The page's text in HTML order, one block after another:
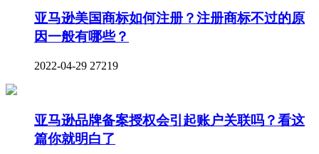
亚马逊美国商标如何注册？注册商标不过的原
因一般有哪些？
2022-04-29 27219
亚马逊品牌备案授权会引起账户关联吗？看这
篇你就明白了